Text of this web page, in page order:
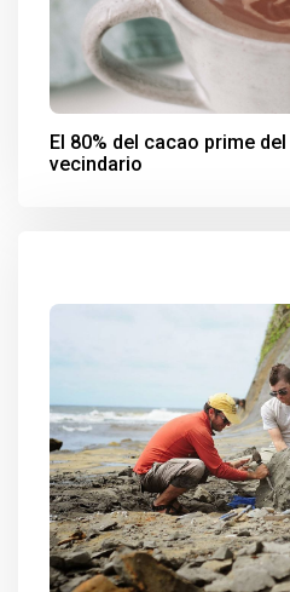
El 80% del cacao prime
vecindario